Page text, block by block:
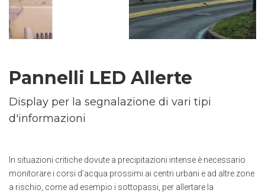
Pannelli LED Allerte
Display per la segnalazione di vari tipi
d'informazioni
In situazioni critiche dovute a precipitazioni intense è necessario
monitorare i corsi d’acqua prossimi ai centri urbani e ad altre zone
a rischio, come ad esempio i sottopassi, per allertare la